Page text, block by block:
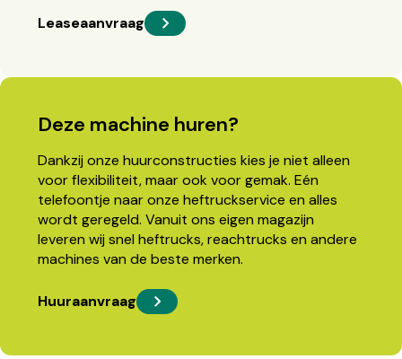
Leaseaanvraag
Deze machine huren?
Dankzij onze huurconstructies kies je niet alleen
voor flexibiliteit, maar ook voor gemak. Eén
telefoontje naar onze heftruckservice en alles
wordt geregeld. Vanuit ons eigen magazijn
leveren wij snel heftrucks, reachtrucks en andere
machines van de beste merken.
Huuraanvraag